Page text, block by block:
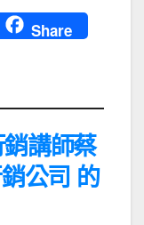
Share
講師蔡
公司 的